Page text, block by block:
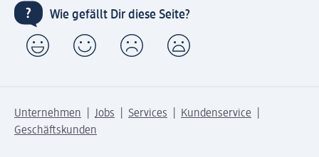
Wie gefällt Dir diese Seite?
Unternehmen Jobs Services
Kundenservice
Geschäftskunden